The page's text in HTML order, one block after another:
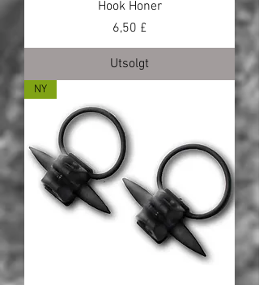
Hook Honer
Pris
6,50 £
Utsolgt
NY